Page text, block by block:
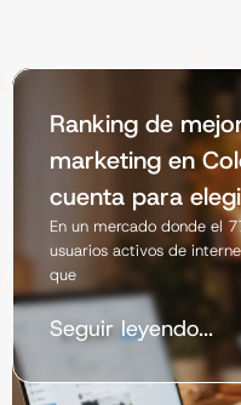
Ranking de
marketing en
cuenta para
En un mercado donde el
usuarios activos de
que
Seguir leyendo...